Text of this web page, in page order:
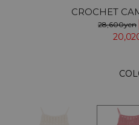
CROCHET
28,600yen